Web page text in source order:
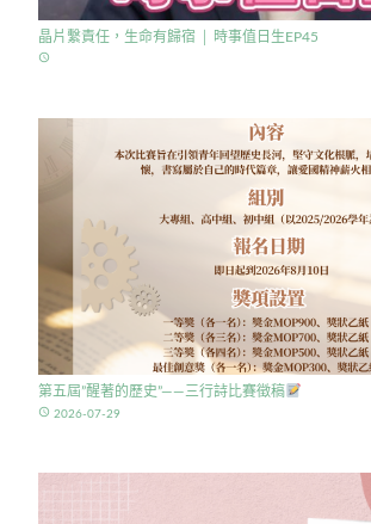
晶片繫責任，生命有歸宿 │ 時事值日生EP45
access_time
第五屆”醒著的歷史”——三行詩比賽徵稿
access_time 2026-07-29